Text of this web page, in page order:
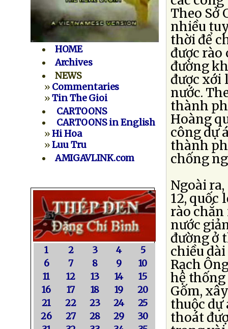
HOME
Archives
NEWS
» Commentaries
»Tin The Gioi
CARTOONS
CARTOONS in English
»Hi Hoa
»Luu Tru
AMIGAVLINK.com
1 2 3 4
5
6
7 8 9
10
11
12 13 14
15
16
17 18 19
20
21
22 23 24
25
26
27 28 29
30
Theo Sở
nhiều
thời để
được rào
đường
được xới
nước.
thành
Hoàng
công dự
thành
chống
Ngoài
12, quốc
rào
nước
đường ở
chiều
Rạch
hệ thống
Gốm,
thuộc dự
thoát